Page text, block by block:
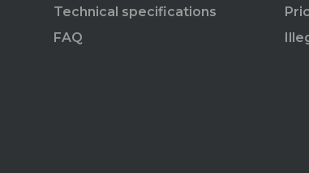
Technical specifications
FAQ